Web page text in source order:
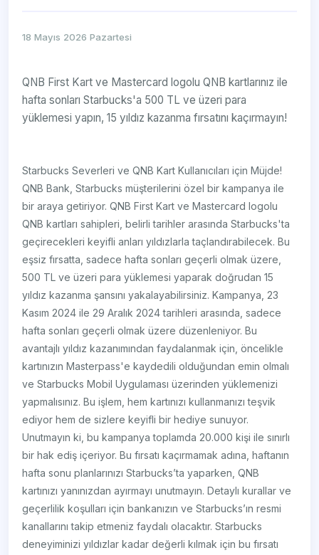
18 Mayıs 2026 Pazartesi
QNB First Kart ve Mastercard logolu QNB kartlarınız ile
hafta sonları Starbucks'a 500 TL ve üzeri para
yüklemesi yapın, 15 yıldız kazanma fırsatını kaçırmayın!
Starbucks Severleri ve QNB Kart Kullanıcıları için Müjde!
QNB Bank, Starbucks müşterilerini özel bir kampanya ile
bir araya getiriyor. QNB First Kart ve Mastercard logolu
QNB kartları sahipleri, belirli tarihler arasında Starbucks'ta
geçirecekleri keyifli anları yıldızlarla taçlandırabilecek. Bu
eşsiz fırsatta, sadece hafta sonları geçerli olmak üzere,
500 TL ve üzeri para yüklemesi yaparak doğrudan 15
yıldız kazanma şansını yakalayabilirsiniz. Kampanya, 23
Kasım 2024 ile 29 Aralık 2024 tarihleri arasında, sadece
hafta sonları geçerli olmak üzere düzenleniyor. Bu
avantajlı yıldız kazanımından faydalanmak için, öncelikle
kartınızın Masterpass'e kaydedili olduğundan emin olmalı
ve Starbucks Mobil Uygulaması üzerinden yüklemenizi
yapmalısınız. Bu işlem, hem kartınızı kullanmanızı teşvik
ediyor hem de sizlere keyifli bir hediye sunuyor.
Unutmayın ki, bu kampanya toplamda 20.000 kişi ile sınırlı
bir hak ediş içeriyor. Bu fırsatı kaçırmamak adına, haftanın
hafta sonu planlarınızı Starbucks’ta yaparken, QNB
kartınızı yanınızdan ayırmayı unutmayın. Detaylı kurallar ve
geçerlilik koşulları için bankanızın ve Starbucks’ın resmi
kanallarını takip etmeniz faydalı olacaktır. Starbucks
deneyiminizi yıldızlar kadar değerli kılmak için bu fırsatı